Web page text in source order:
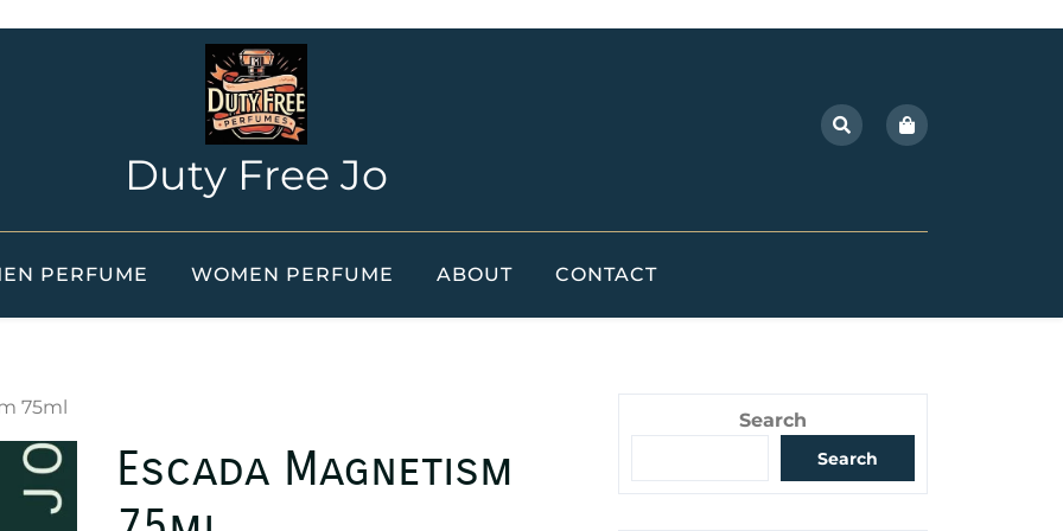
Duty Free Jo
PERFUME WOMEN PERFUME ABOUT CONTACT
75ml
Escada Magnetism
Search
Search